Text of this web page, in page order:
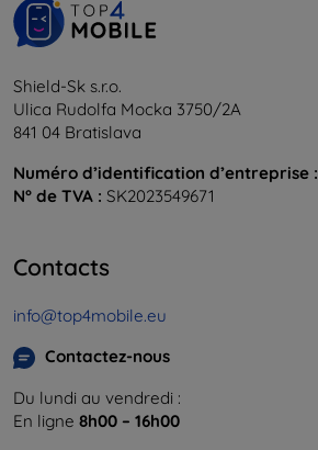
Shield-Sk s.r.o.
Ulica Rudolfa Mocka 3750/2A
841 04 Bratislava
Numéro d’identification d’entreprise :
N° de TVA : SK2023549671
Contacts
info@top4mobile.eu
Contactez-nous
Du lundi au vendredi :
En ligne 8h00 – 16h00